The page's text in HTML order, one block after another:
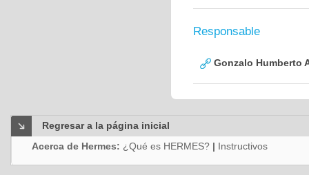
Responsable
Gonzalo Humberto
Regresar a la página inicial
Acerca de Hermes: ¿Qué es HERMES? | Instructivos